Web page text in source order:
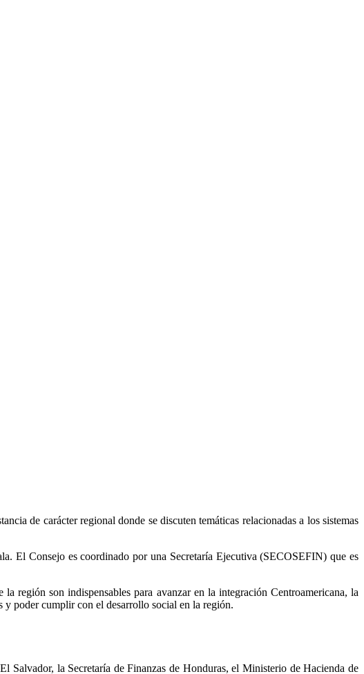
de carácter regional donde se discuten temáticas relacionadas a los sistemas
El Consejo es coordinado por una Secretaría Ejecutiva (SECOSEFIN) que es
región son indispensables para avanzar en la integración Centroamericana, la
y poder cumplir con el desarrollo social en la región.
la Secretaría de Finanzas de Honduras, el Ministerio de Hacienda de